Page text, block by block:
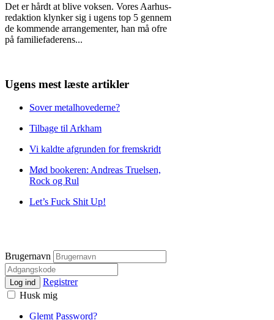
Det er hårdt at blive voksen. Vores Aarhus-
redaktion klynker sig i ugens top 5 gennem
de kommende arrangementer, han må ofre
på familiefaderens...
Ugens mest læste artikler
Sover metalhovederne?
Tilbage til Arkham
Vi kaldte afgrunden for fremskridt
Mød bookeren: Andreas Truelsen,
Rock og Rul
Let’s Fuck Shit Up!
Brugernavn
Log ind
Registrer
Husk mig
Glemt Password?